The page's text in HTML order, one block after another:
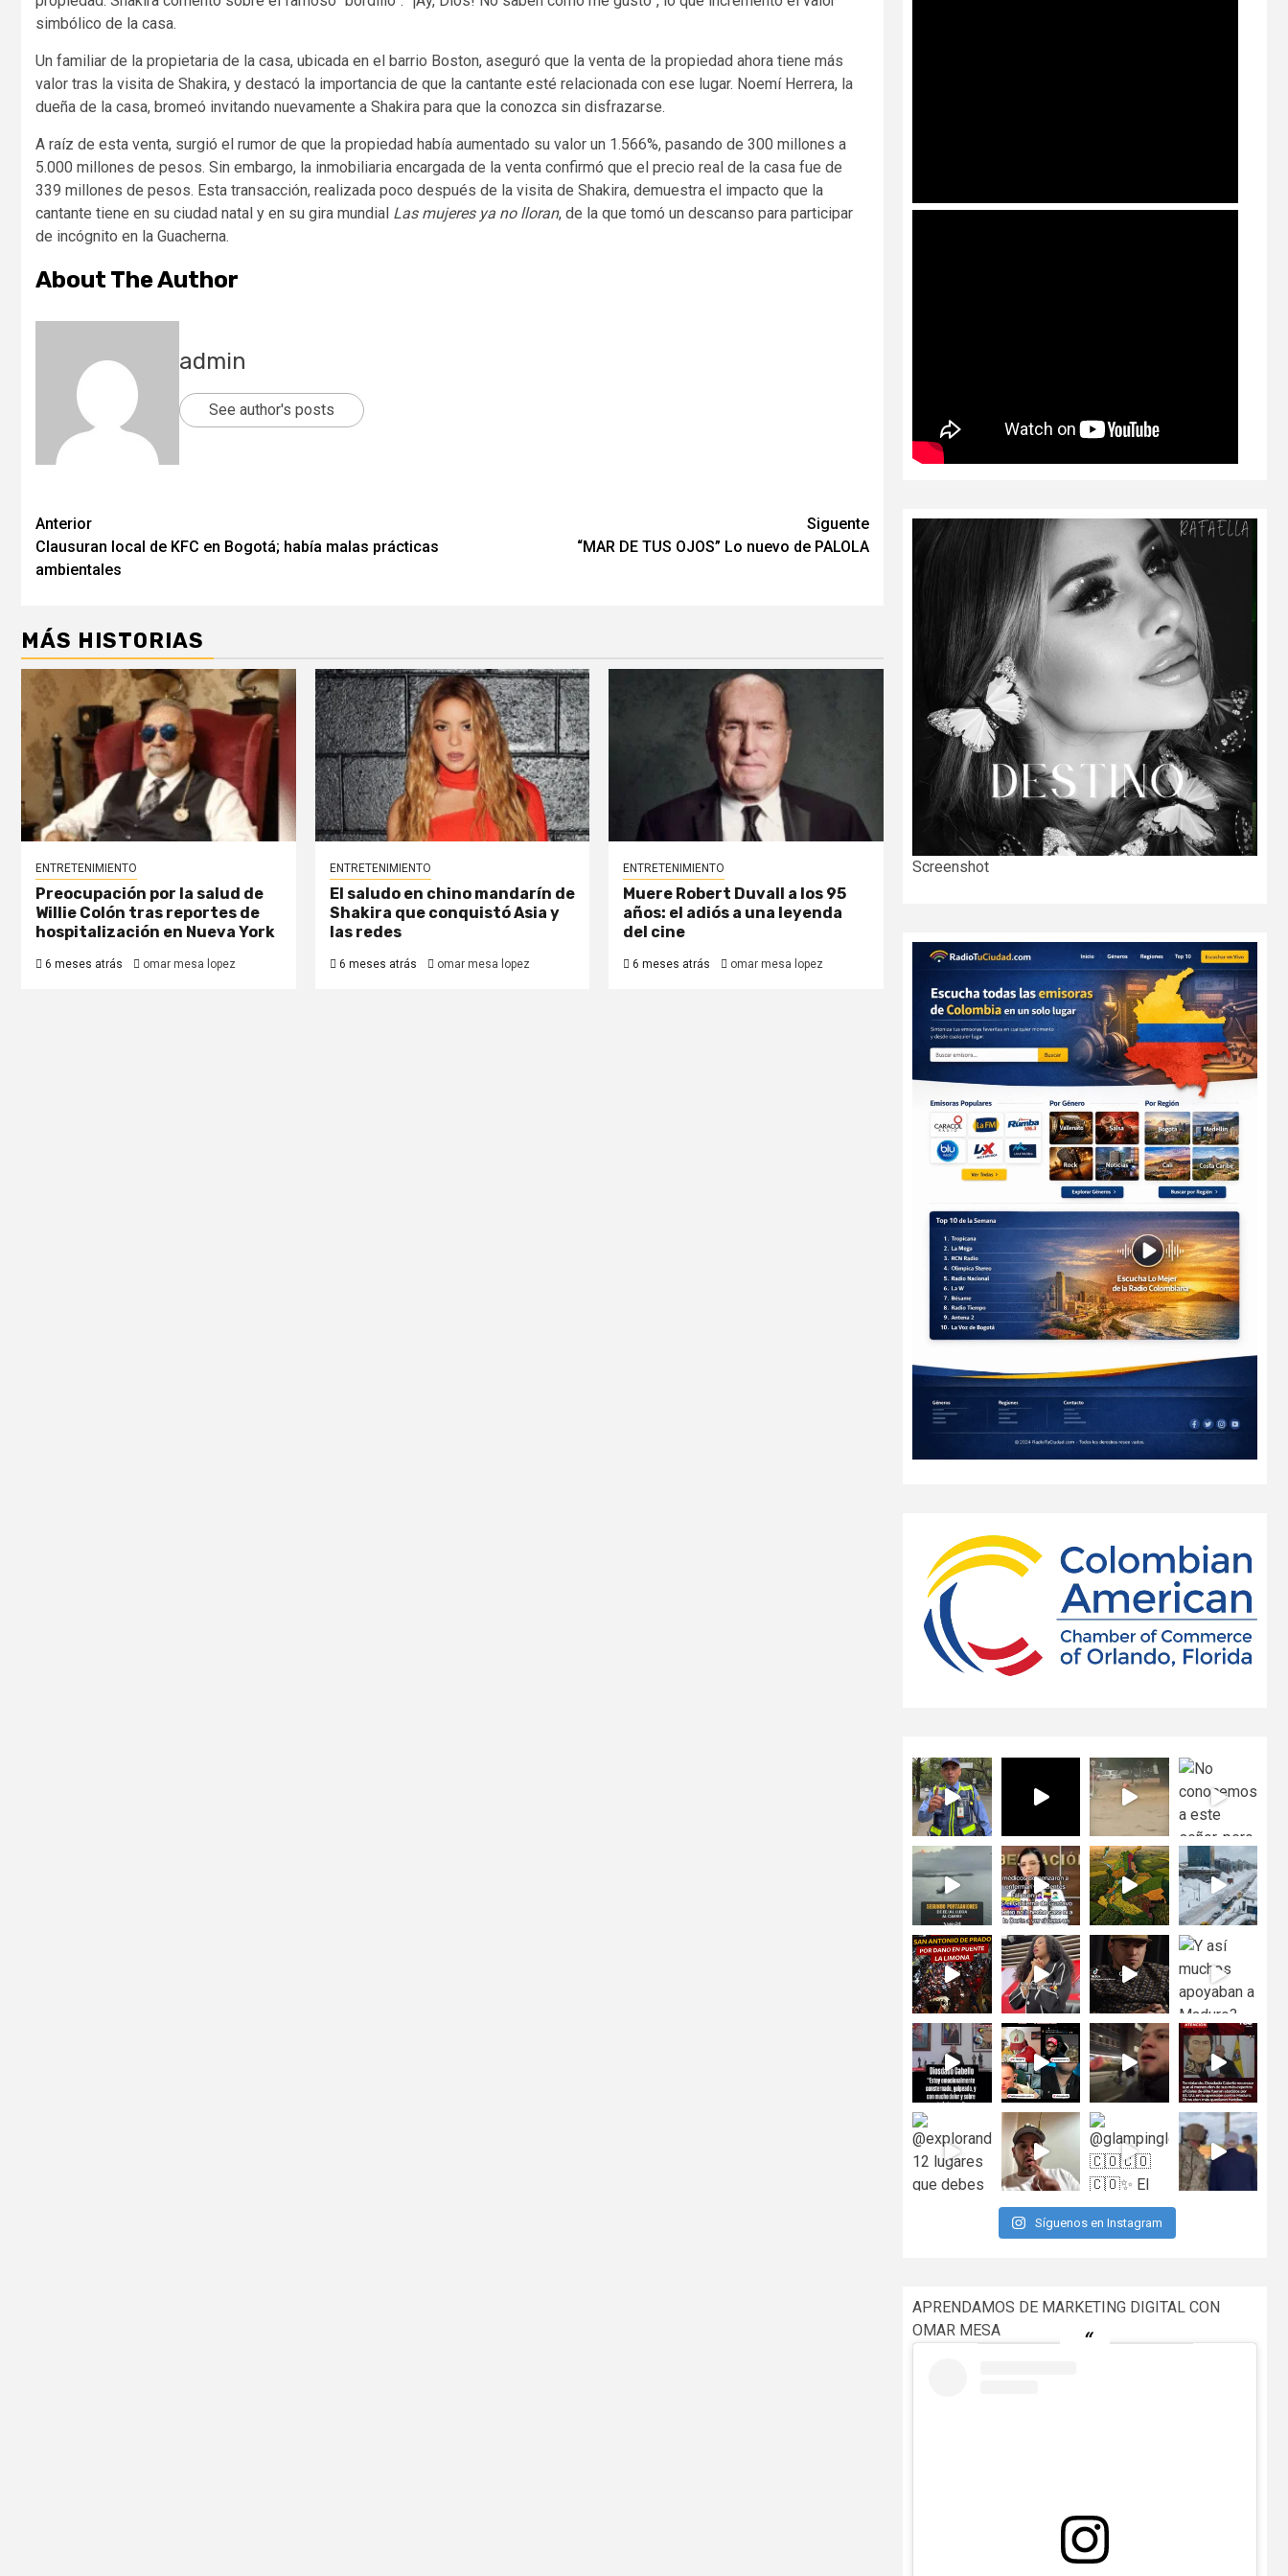
simbólico de la casa.
Un familiar de la propietaria de la casa, ubicada en el barrio Boston, aseguró que la venta de la propiedad ahora tiene más
valor tras la visita de Shakira, y destacó la importancia de que la cantante esté relacionada con ese lugar. Noemí Herrera, la
dueña de la casa, bromeó invitando nuevamente a Shakira para que la conozca sin disfrazarse.
A raíz de esta venta, surgió el rumor de que la propiedad había aumentado su valor un 1.566%, pasando de 300 millones a
5.000 millones de pesos. Sin embargo, la inmobiliaria encargada de la venta confirmó que el precio real de la casa fue de
339 millones de pesos. Esta transacción, realizada poco después de la visita de Shakira, demuestra el impacto que la
cantante tiene en su ciudad natal y en su gira mundial Las mujeres ya no lloran, de la que tomó un descanso para participar
de incógnito en la Guacherna.
About The Author
admin
See author's posts
Post
navigation
Anterior
Clausuran local de KFC en Bogotá; había malas prácticas
ambientales
Siguente
“MAR DE TUS OJOS” Lo nuevo de PALOLA
MÁS HISTORIAS
ENTRETENIMIENTO
Preocupación por la salud de
Willie Colón tras reportes de
hospitalización en Nueva York
6 meses atrás omar mesa lopez
ENTRETENIMIENTO
El saludo en chino mandarín de
Shakira que conquistó Asia y
las redes
6 meses atrás omar mesa lopez
ENTRETENIMIENTO
Muere Robert Duvall a los 95
años: el adiós a una leyenda
del cine
6 meses atrás omar mesa lopez
Screenshot
Síguenos en Instagram
APRENDAMOS DE MARKETING DIGITAL CON
OMAR MESA